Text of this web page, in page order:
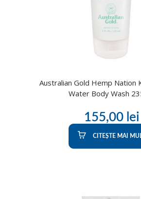
Australian Gold Hemp Nation
Water Body Wash
155,00 lei
CITEȘTE MAI